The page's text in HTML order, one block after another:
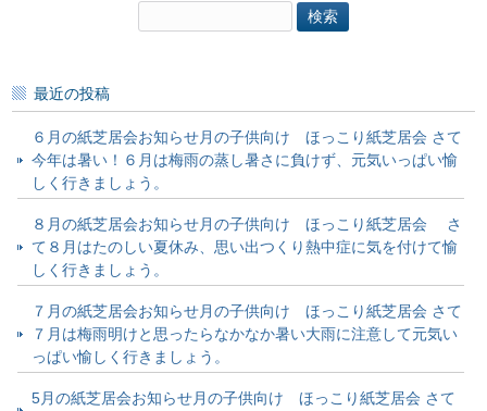
索:
最近の投稿
６月の紙芝居会お知らせ月の子供向け ほっこり紙芝居会 さて
今年は暑い！６月は梅雨の蒸し暑さに負けず、元気いっぱい愉
しく行きましょう。
８月の紙芝居会お知らせ月の子供向け ほっこり紙芝居会 さ
て８月はたのしい夏休み、思い出つくり熱中症に気を付けて愉
しく行きましょう。
７月の紙芝居会お知らせ月の子供向け ほっこり紙芝居会 さて
７月は梅雨明けと思ったらなかなか暑い大雨に注意して元気い
っぱい愉しく行きましょう。
5月の紙芝居会お知らせ月の子供向け ほっこり紙芝居会 さて